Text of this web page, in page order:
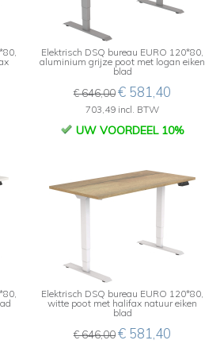
Elektrisch DSQ bureau EURO 120*80,
aluminium grijze poot met logan eiken
blad
€ 646,00€ 581,40
703,49 incl. BTW
UW VOORDEEL 10%
Elektrisch DSQ bureau EURO 120*80,
witte poot met halifax natuur eiken
blad
€ 646,00€ 581,40